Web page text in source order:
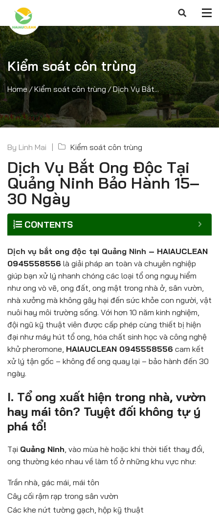
Kiểm soát côn trùng
Home/Kiểm soát côn trùng /Dịch Vụ Bắt...
By Linh Mai Kiểm soát côn trùng
Dịch Vụ Bắt Ong Độc Tại
Quảng Ninh Bảo Hành 15–
30 Ngày
CONTENTS
Dịch vụ bắt ong độc tại Quảng Ninh – HAIAUCLEAN
0945558556 là giải pháp an toàn và chuyên nghiệp
giúp bạn xử lý nhanh chóng các loại tổ ong nguy hiểm
như ong vò vẽ, ong đất, ong mật trong nhà ở, sân vườn,
nhà xưởng mà không gây hại đến sức khỏe con người, vật
nuôi hay môi trường sống. Với hơn 10 năm kinh nghiệm,
đội ngũ kỹ thuật viên được cấp phép cùng thiết bị hiện
đại như máy hút tổ ong, hóa chất sinh học và công nghệ
khử pheromone, HAIAUCLEAN 0945558556 cam kết
xử lý tận gốc – không để ong quay lại – bảo hành đến 30
ngày.
I. Tổ ong xuất hiện trong nhà, vườn
hay mái tôn? Tuyệt đối không tự ý
phá tổ!
Tại Quảng Ninh , vào mùa hè hoặc khi thời tiết thay đổi,
ong thường kéo nhau về làm tổ ở những khu vực như:
Trần nhà, gác mái, mái tôn
Cây cối rậm rạp trong sân vườn
Các khe nứt tường gạch, hộp kỹ thuật